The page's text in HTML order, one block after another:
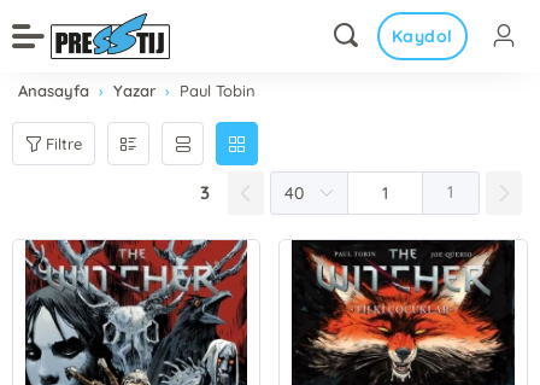
Kaydol
Anasayfa Yazar Paul Tobin
Filtre
3 1